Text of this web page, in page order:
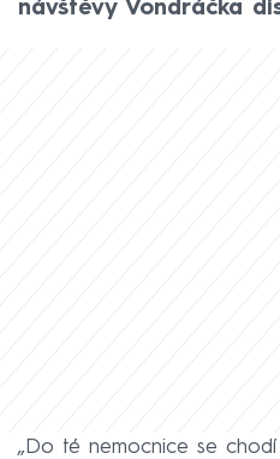
návštěvy Vondráčka
„Do té nemocnice se